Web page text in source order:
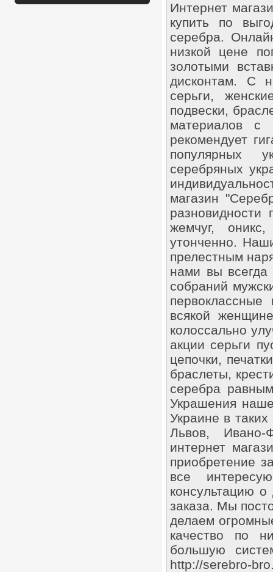
Интернет
купить по
серебра.
низкой цене
золотыми
дисконтам. С
серьги,
подвески,
материалов с
рекомендует
популярных
серебряных
магазин
разновидности
жемчуг,
утонченно.
прелестным
нами вы всегда
собраний
всякой
колоссально
акции серьги
цепочки,
браслеты,
серебра
Украшения
Украине в
Львов, Ивано-
интернет
приобретение
все
консультацию о
заказа. Мы
делаем
качество по
большую
http://serebro-